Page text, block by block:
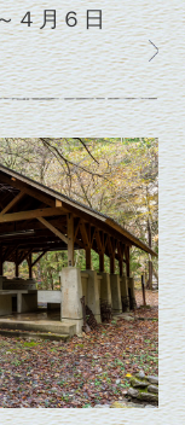
４月６日